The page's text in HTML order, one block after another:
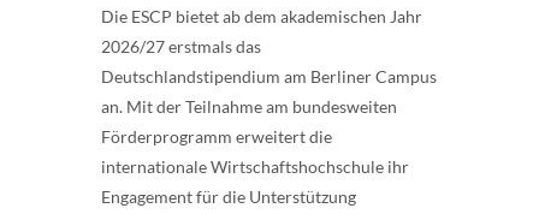
Die ESCP bietet ab dem akademischen Jahr
2026/27 erstmals das
Deutschlandstipendium am Berliner Campus
an. Mit der Teilnahme am bundesweiten
Förderprogramm erweitert die
internationale Wirtschaftshochschule ihr
Engagement für die Unterstützung